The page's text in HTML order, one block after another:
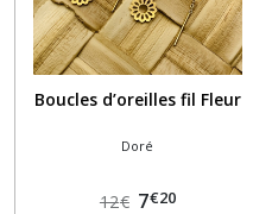
Boucles d’oreilles fil Fleur
Doré
12€ 7€20